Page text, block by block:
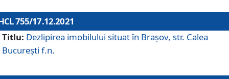
755/17.12.2021
Titlu: Dezlipirea imobilului situat în Brașov, str. Calea
București f.n.